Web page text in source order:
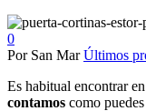
0
Por San Mar Últimos
Es habitual encontrar en
contamos como puedes